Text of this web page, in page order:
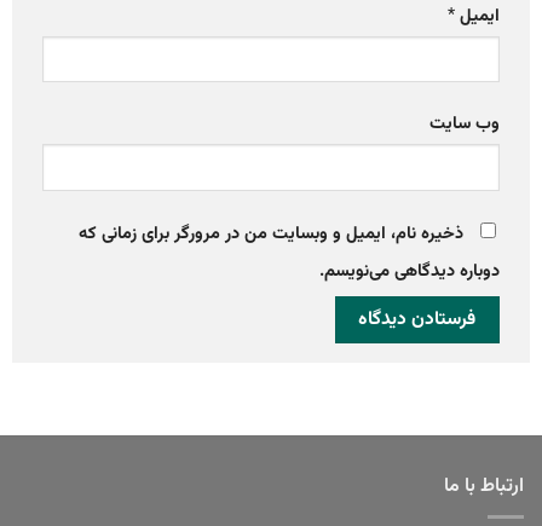
ایمیل*
وب‌ سایت
ذخیره نام، ایمیل و وبسایت من در مرورگر برای زمانی که
دوباره دیدگاهی می‌نویسم.
ارتباط با ما